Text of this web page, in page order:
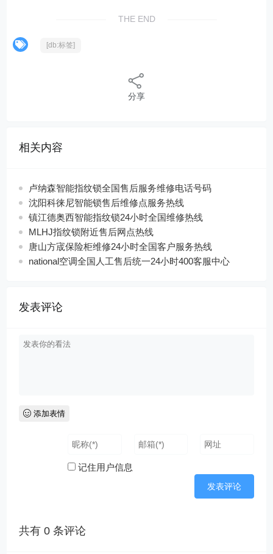
THE END
[db:标签]
分享
相关内容
卢纳森智能指纹锁全国售后服务维修电话号码
沈阳科徕尼智能锁售后维修点服务热线
镇江德奥西智能指纹锁24小时全国维修热线
MLHJ指纹锁附近售后网点热线
唐山方宬保险柜维修24小时全国客户服务热线
national空调全国人工售后统一24小时400客服中心
发表评论
添加表情
记住用户信息
共有0 条评论